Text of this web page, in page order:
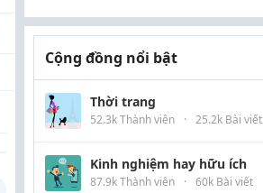
Cộng đồng nổi bật
Thời trang
52.3k Thành viên · 25.2k Bài viết
Kinh nghiệm hay hữu ích
87.9k Thành viên · 60k Bài viết